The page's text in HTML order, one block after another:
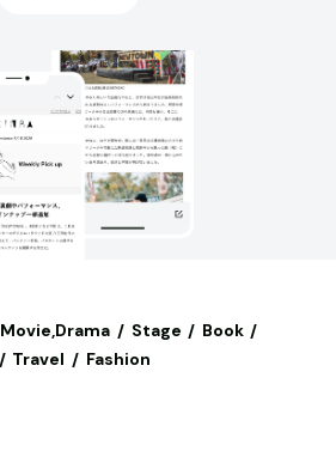
Movie,Drama Stage
Book
Travel Fashion